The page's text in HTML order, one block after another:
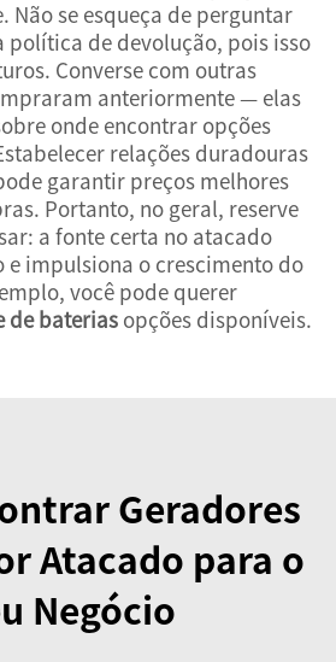
Não se esqueça de perguntar
política de devolução, pois isso
Converse com outras
anteriormente — elas
onde encontrar opções
relações duradouras
garantir preços melhores
Portanto, no geral, reserve
a fonte certa no atacado
e impulsiona o crescimento do
você pode querer
de baterias opções disponíveis.
Geradores
Atacado para o
Negócio